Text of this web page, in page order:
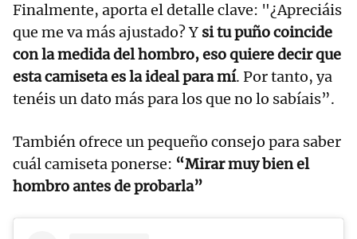
Finalmente, aporta el detalle clave: "¿Apreciáis
que me va más ajustado? Y si tu puño coincide
con la medida del hombro, eso quiere decir que
esta camiseta es la ideal para mí. Por tanto, ya
tenéis un dato más para los que no lo sabíais”.
También ofrece un pequeño consejo para saber
cuál camiseta ponerse: “Mirar muy bien el
hombro antes de probarla”